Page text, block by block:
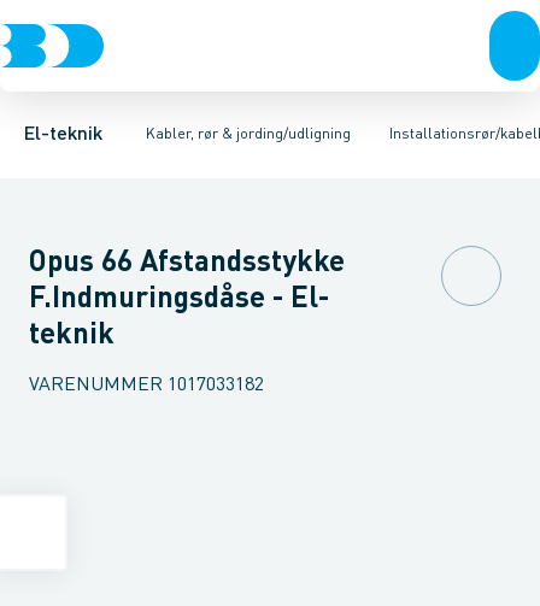
El-teknik Kabler, rør & jording/udligning
Afbrydere, stikkontakter & lampeudtag Forgreningsmateriel
Installationsrør/
Kabler/ledningerInstallationsrør/kabelbeskyttelsesrør
KabelendehætteInstallationsrør plastInstallationsrør metal
Opus 66 Afstandsstykke
F.Indmuringsdåse - El-
teknik
VARENUMMER 1017033182